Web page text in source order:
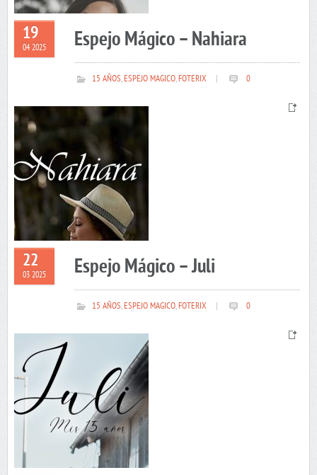
19
04 2025 Espejo Mágico – Nahiara
15 AÑOS,ESPEJO MAGICO,FOTERIX 0
22
03 2025 Espejo Mágico – Juli
15 AÑOS,ESPEJO MAGICO,FOTERIX 0